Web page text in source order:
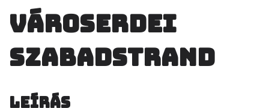
Városerdei
szabadstrand
Leírás